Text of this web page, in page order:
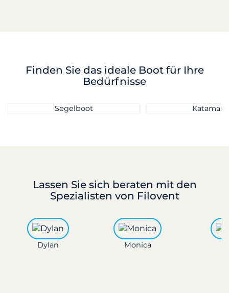
Finden Sie das ideale Boot für Ihre
Bedürfnisse
Segelboot
Lassen Sie sich beraten mit den
Spezialisten von Filovent
Dylan Monica